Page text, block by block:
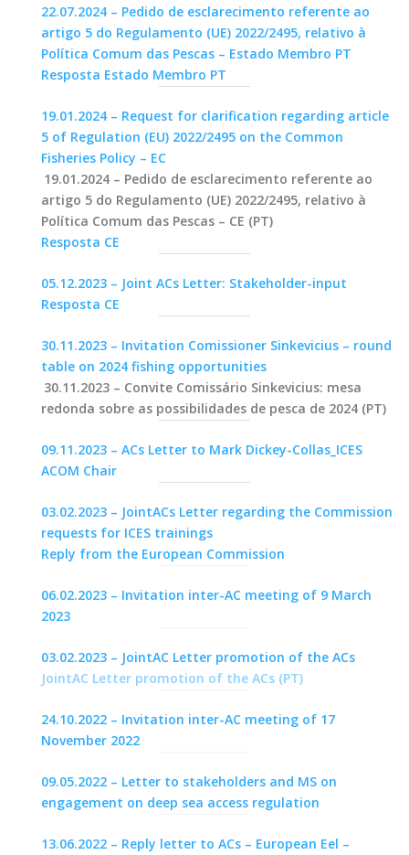
22.07.2024 – Pedido de esclarecimento referente ao
artigo 5 do Regulamento (UE) 2022/2495, relativo à
Política Comum das Pescas – Estado Membro PT
Resposta Estado Membro PT
19.01.2024 – Request for clarification regarding article
5 of Regulation (EU) 2022/2495 on the Common
Fisheries Policy – EC
19.01.2024 – Pedido de esclarecimento referente ao
artigo 5 do Regulamento (UE) 2022/2495, relativo à
Política Comum das Pescas – CE (PT)
Resposta CE
05.12.2023 – Joint ACs Letter: Stakeholder-input
Resposta CE
30.11.2023 – Invitation Comissioner Sinkevicius – round
table on 2024 fishing opportunities
30.11.2023 – Convite Comissário Sinkevicius: mesa
redonda sobre as possibilidades de pesca de 2024 (PT)
09.11.2023 – ACs Letter to Mark Dickey-Collas_ICES
ACOM Chair
03.02.2023 – JointACs Letter regarding the Commission
requests for ICES trainings
Reply from the European Commission
06.02.2023 – Invitation inter-AC meeting of 9 March
2023
03.02.2023 – JointAC Letter promotion of the ACs
JointAC Letter promotion of the ACs (PT)
24.10.2022 – Invitation inter-AC meeting of 17
November 2022
09.05.2022 – Letter to stakeholders and MS on
engagement on deep sea access regulation
13.06.2022 – Reply letter to ACs – European Eel –